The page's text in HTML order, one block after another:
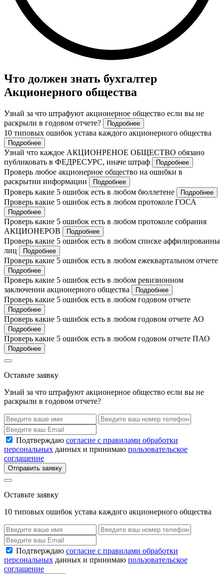
Что должен знать бухгалтер
Акционерного общества
Узнай за что штрафуют акционерное общество если вы не
раскрыли в годовом отчете?
Подробнее
10 типовых ошибок устава каждого акционерного общества
Подробнее
Узнай что каждое АКЦИОНРЕНОЕ ОБЩЕСТВО обязано
публиковать в ФЕДРЕСУРС, иначе штраф
Подробнее
Проверь любое акционерное общество на ошибки в
раскрытии информации
Подробнее
Проверь какие 5 ошибок есть в любом бюллетене Подробнее
Проверь какие 5 ошибок есть в любом протоколе ГОСА
Подробнее
Проверь какие 5 ошибок есть в любом протоколе собрания
АКЦИОНЕРОВ
Подробнее
Проверь какие 5 ошибок есть в любом списке аффилированны
лиц
Подробнее
Проверь какие 5 ошибок есть в любом ежеквартальном отчете
Подробнее
Проверь какие 5 ошибок есть в любом ревизионном
заключении акционерного общества
Подробнее
Проверь какие 5 ошибок есть в любом годовом отчете
Подробнее
Проверь какие 5 ошибок есть в любом годовом отчете АО
Подробнее
Проверь какие 5 ошибок есть в любом годовом отчете ПАО
Подробнее
Оставьте заявку
Узнай за что штрафуют акционерное общество если вы не
раскрыли в годовом отчете?
Подтверждаю согласие с правилами обработки
персональных данных и принимаю пользовательское
соглашение
Отправить заявку
Оставьте заявку
10 типовых ошибок устава каждого акционерного общества
Подтверждаю согласие с правилами обработки
персональных данных и принимаю пользовательское
соглашение